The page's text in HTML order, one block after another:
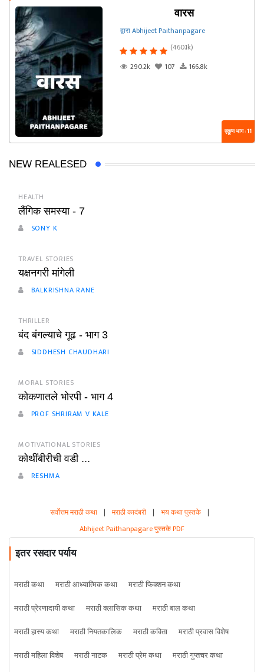
वारस
द्वारा Abhijeet Paithanpagare
(460.1k)
290.2k
107 166.8k
एकूण भाग : 11
NEW REALESED
HEALTH
लैंगिक समस्या - 7
SONY K
TRAVEL STORIES
यक्षनगरी मांगेली
BALKRISHNA RANE
THRILLER
बंद बंगल्याचे गूढ - भाग 3
SIDDHESH CHAUDHARI
MORAL STORIES
कोकणातले भोरपी - भाग 4
PROF SHRIRAM V KALE
MOTIVATIONAL STORIES
कोथींबीरीची वडी ...
RESHMA
सर्वोत्तम मराठी कथा | मराठी कादंबरी | भय कथा पुस्तके |
Abhijeet Paithanpagare पुस्तके PDF
इतर रसदार पर्याय
मराठी कथा मराठी आध्यात्मिक कथा
मराठी फिक्शन कथा
मराठी प्रेरणादायी कथा
मराठी क्लासिक कथा
मराठी बाल कथा
मराठी हास्य कथा
मराठी नियतकालिक मराठी कविता
मराठी प्रवास विशेष
मराठी महिला विशेष
मराठी नाटक मराठी प्रेम कथा
मराठी गुप्तचर कथा